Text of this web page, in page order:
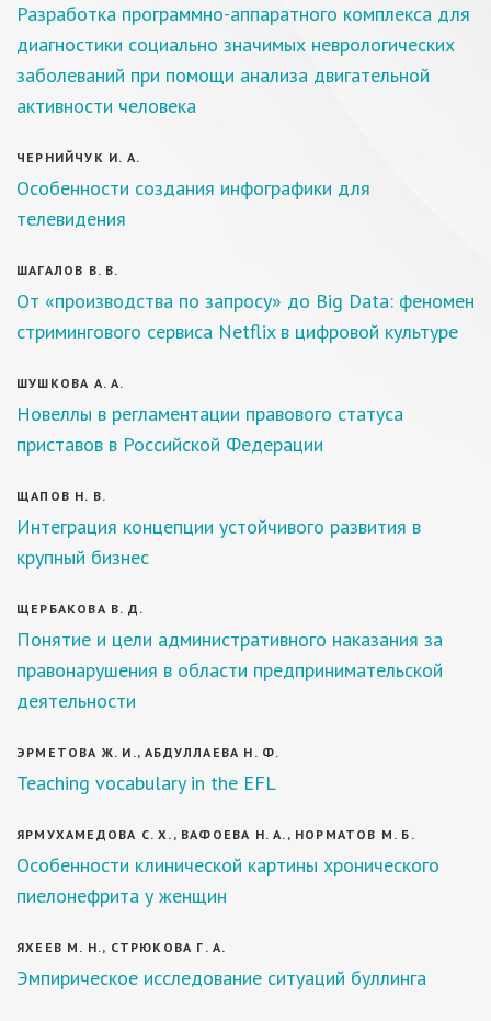
Разработка программно-аппаратного комплекса для
диагностики социально значимых неврологических
заболеваний при помощи анализа двигательной
активности человека
ЧЕРНИЙЧУК И. А.
Особенности создания инфографики для
телевидения
ШАГАЛОВ В. В.
От «производства по запросу» до Вig Data: феномен
стримингового сервиса Netflix в цифровой культуре
ШУШКОВА А. А.
Новеллы в регламентации правового статуса
приставов в Российской Федерации
ЩАПОВ Н. В.
Интеграция концепции устойчивого развития в
крупный бизнес
ЩЕРБАКОВА В. Д.
Понятие и цели административного наказания за
правонарушения в области предпринимательской
деятельности
ЭРМЕТОВА Ж. И., АБДУЛЛАЕВА Н. Ф.
Teaching vocabulary in the EFL
ЯРМУХАМЕДОВА С. Х., ВАФОЕВА Н. А., НОРМАТОВ М. Б.
Особенности клинической картины хронического
пиелонефрита у женщин
ЯХЕЕВ М. Н., СТРЮКОВА Г. А.
Эмпирическое исследование ситуаций буллинга